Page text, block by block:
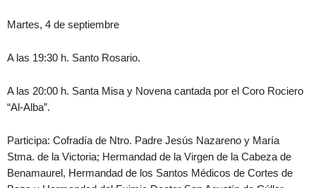
Martes, 4 de septiembre
A las 19:30 h. Santo Rosario.
A las 20:00 h. Santa Misa y Novena cantada por el Coro Rociero
“Al-Alba”.
Participa: Cofradía de Ntro. Padre Jesús Nazareno y María
Stma. de la Victoria; Hermandad de la Virgen de la Cabeza de
Benamaurel, Hermandad de los Santos Médicos de Cortes de